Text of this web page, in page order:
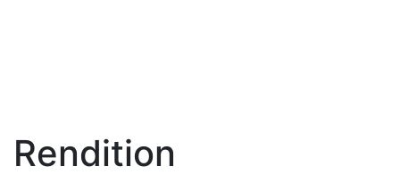
Rendition